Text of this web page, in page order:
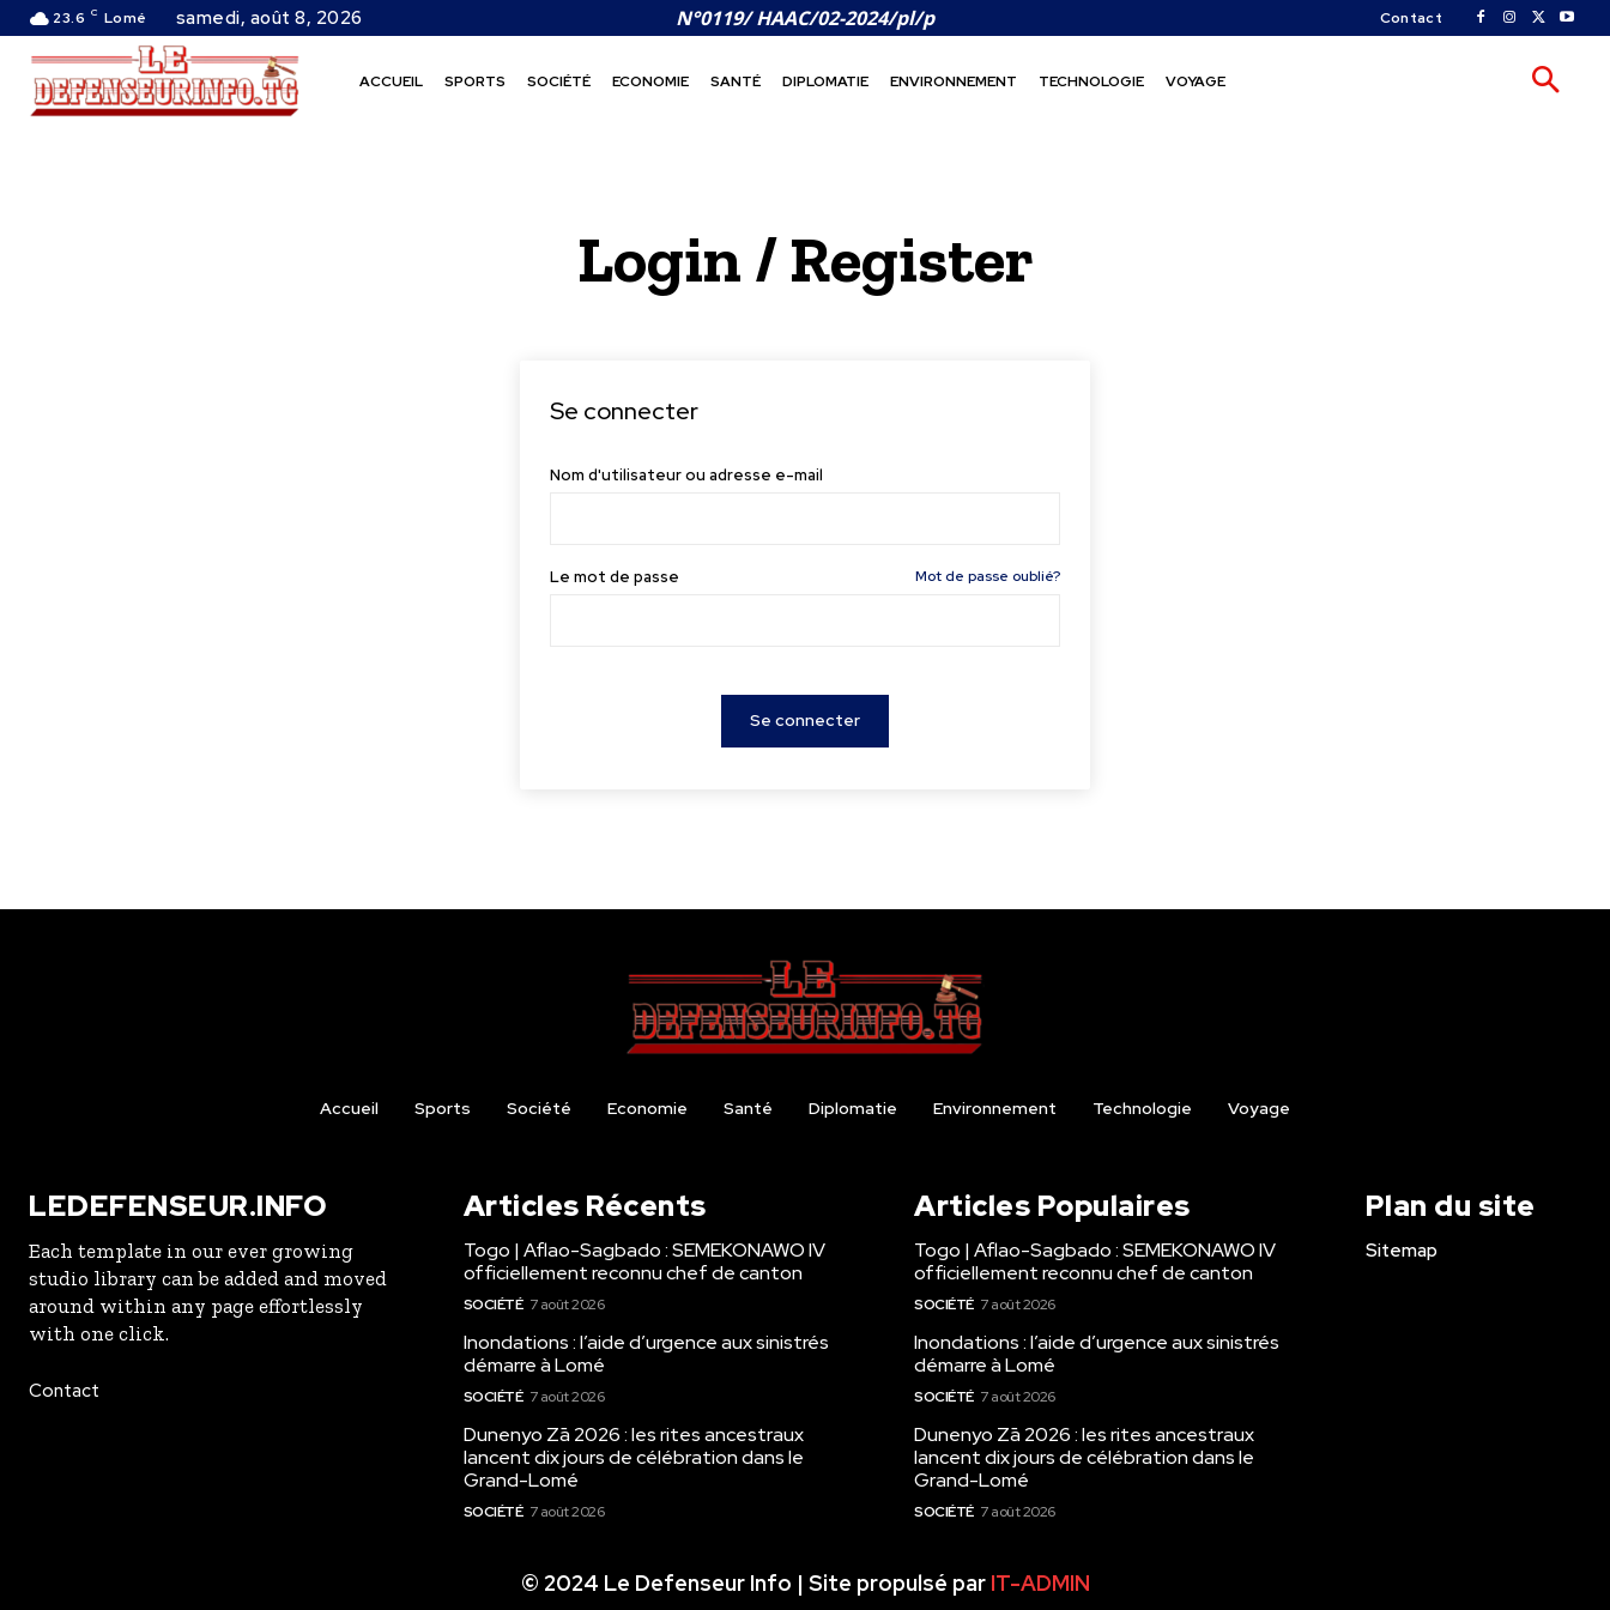
23.6 C Lomé samedi, août 8, 2026 N°0119/ HAAC/02-2024/pl/p Contact
ACCUEIL SPORTS SOCIÉTÉ ECONOMIE SANTÉ DIPLOMATIE ENVIRONNEMENT TECHNOLOGIE VOYAGE
Login / Register
Se connecter
Nom d'utilisateur ou adresse e-mail
Le mot de passe Mot de passe oublié?
Se connecter
Accueil Sports Société Economie Santé Diplomatie Environnement Technologie Voyage
LEDEFENSEUR.INFO
Each template in our ever growing
studio library can be added and moved
around within any page effortlessly
with one click.
Contact
Articles Récents
Togo | Aflao-Sagbado : SEMEKONAWO IV
officiellement reconnu chef de canton
SOCIÉTÉ 7 août 2026
Inondations : l’aide d’urgence aux sinistrés
démarre à Lomé
SOCIÉTÉ 7 août 2026
Dunenyo Zā 2026 : les rites ancestraux
lancent dix jours de célébration dans le
Grand-Lomé
SOCIÉTÉ 7 août 2026
Articles Populaires
Togo | Aflao-Sagbado : SEMEKONAWO IV
officiellement reconnu chef de canton
SOCIÉTÉ 7 août 2026
Inondations : l’aide d’urgence aux sinistrés
démarre à Lomé
SOCIÉTÉ 7 août 2026
Dunenyo Zā 2026 : les rites ancestraux
lancent dix jours de célébration dans le
Grand-Lomé
SOCIÉTÉ 7 août 2026
Plan du site
Sitemap
© 2024 Le Defenseur Info | Site propulsé par IT-ADMIN